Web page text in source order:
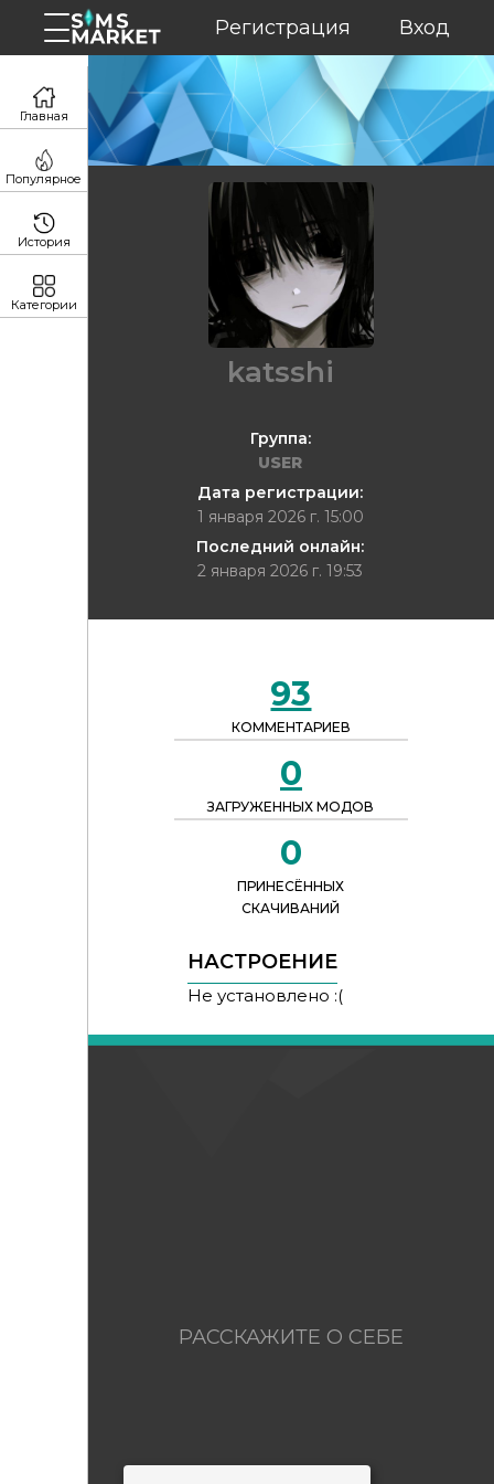
Регистрация Вход
katsshi
Группа:
USER
Дата регистрации:
1 января 2026 г. 15:00
Последний онлайн:
2 января 2026 г. 19:53
93
КОММЕНТАРИЕВ
0
ЗАГРУЖЕННЫХ МОДОВ
0
ПРИНЕСЁННЫХ
СКАЧИВАНИЙ
НАСТРОЕНИЕ
Не установлено :(
РАССКАЖИТЕ О СЕБЕ
Главная
Популярное
История
Категории